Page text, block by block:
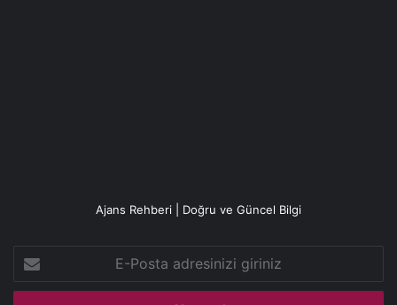
Ajans Rehberi | Doğru ve Güncel Bilgi
Posta
adresinizi